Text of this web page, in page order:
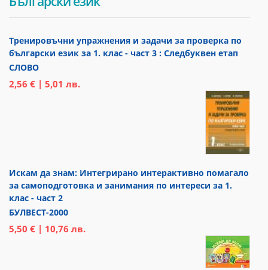
Тренировъчни упражнения и задачи за проверка по
български език за 1. клас - част 3 : Следбуквен етап
СЛОВО
2,56 € | 5,01 лв.
Искам да знам: Интегрирано интерактивно помагало
за самоподготовка и занимания по интереси за 1.
клас - част 2
БУЛВЕСТ-2000
5,50 € | 10,76 лв.